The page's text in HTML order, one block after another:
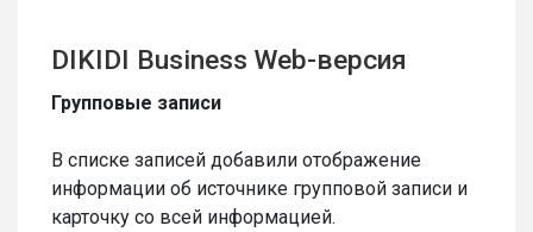
DIKIDI Business Web-версия
Групповые записи
В списке записей добавили отображение
информации об источнике групповой записи и
карточку со всей информацией.